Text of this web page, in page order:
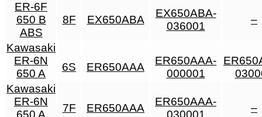
ER-6F
650 B
ABS
8F EX650ABA
EX650ABA-
036001
–
Kawasaki
ER-6N
650 A
6S ER650AAA
ER650AAA-
000001
Kawasaki
ER-6N
650 A
7F ER650AAA
ER650AAA-
030001
–